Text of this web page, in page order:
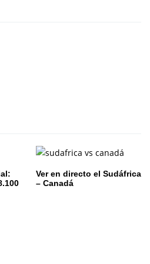
Ver en directo el Sudáfrica
– Canadá